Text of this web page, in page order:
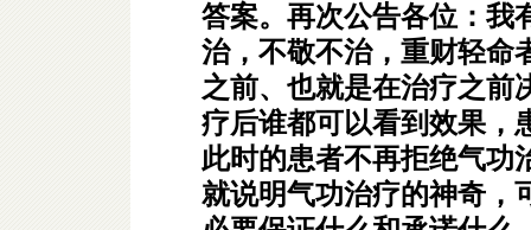
答案。再次公告各位：我
治，不敬不治，重财轻命
之前、也就是在治疗之前
疗后谁都可以看到效果，
此时的患者不再拒绝气功
就说明气功治疗的神奇，